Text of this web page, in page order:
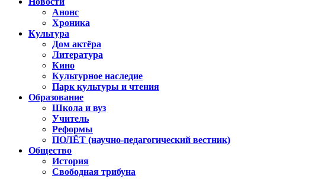
Анонс
Хроника
Культура
Дом актёра
Литература
Кино
Культурное наследие
Парк культуры и чтения
Образование
Школа и вуз
Учитель
Реформы
ПОЛЁТ (научно-педагогический вестник)
Общество
История
Свободная трибуна